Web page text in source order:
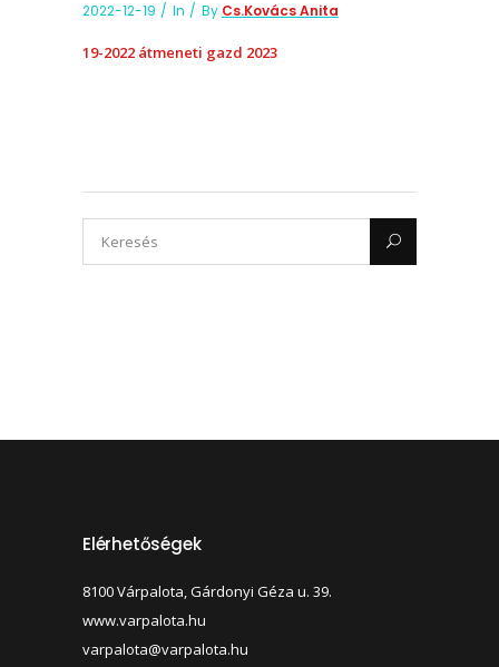
2022-12-19 In By Cs.Kovács Anita
19-2022 átmeneti gazd 2023
Elérhetőségek
8100 Várpalota, Gárdonyi Géza u. 39.
www.varpalota.hu
varpalota@varpalota.hu